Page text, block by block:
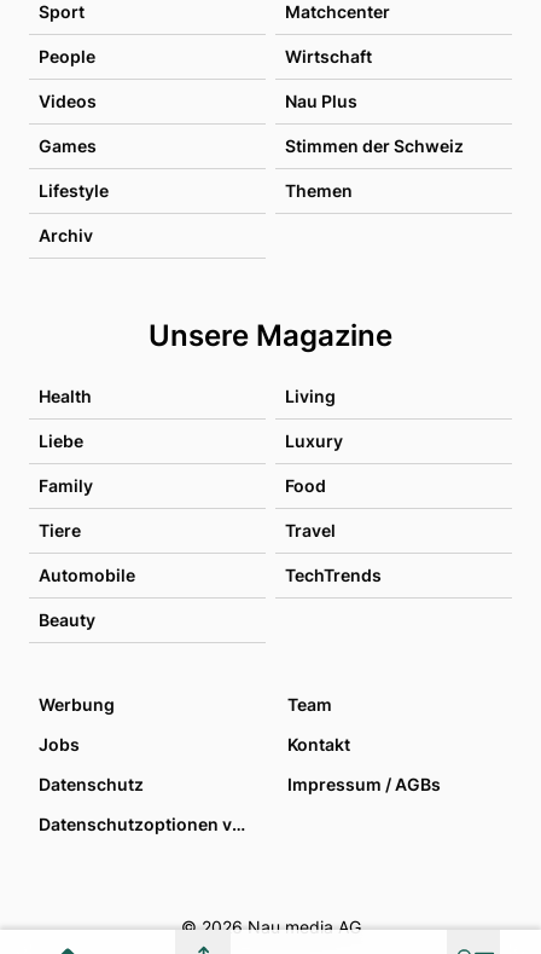
Sport Matchcenter
People Wirtschaft
Videos Nau Plus
Games Stimmen der Schweiz
Lifestyle Themen
Archiv
Unsere Magazine
Health Living
Liebe Luxury
Family Food
Tiere Travel
Automobile TechTrends
Beauty
Werbung
Team
Jobs
Kontakt
Datenschutz
Impressum / AGBs
Datenschutzoptionen verwalten
© 2026 Nau media AG